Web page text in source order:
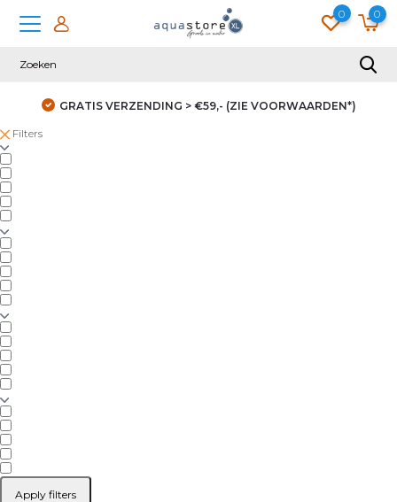
0 0
GRATIS VERZENDING > €59,- (ZIE VOORWAARDEN*)
Filters
Apply filters